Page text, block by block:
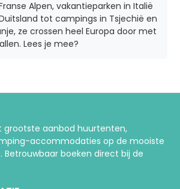
Alpen, vakantieparken in Italië
tot campings in Tsjechië en
ze crossen heel Europa door met
allen. Lees je mee?
grootste aanbod huurtenten,
accommodaties op de mooiste
Betrouwbaar boeken direct bij de